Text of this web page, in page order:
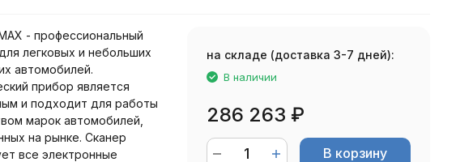
- профессиональный
легковых и небольших
автомобилей.
прибор является
и подходит для работы
марок автомобилей,
на рынке. Сканер
все электронные
на складе (доставка 3-7 дней):
В наличии
286 263 ₽
В корзину